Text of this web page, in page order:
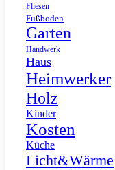
Fliesen
Fußboden
Garten
Handwerk
Haus
Heimwerker
Holz
Kinder
Kosten
Küche
Licht&Wärme